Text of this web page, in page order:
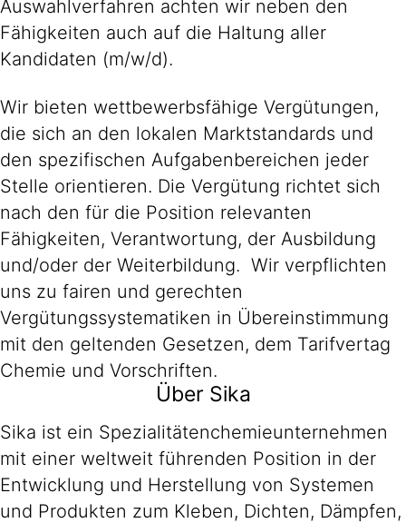
Auswahlverfahren achten wir neben den
Fähigkeiten auch auf die Haltung aller
Kandidaten (m/w/d).
Wir bieten wettbewerbsfähige Vergütungen,
die sich an den lokalen Marktstandards und
den spezifischen Aufgabenbereichen jeder
Stelle orientieren. Die Vergütung richtet sich
nach den für die Position relevanten
Fähigkeiten, Verantwortung, der Ausbildung
und/oder der Weiterbildung. Wir verpflichten
uns zu fairen und gerechten
Vergütungssystematiken in Übereinstimmung
mit den geltenden Gesetzen, dem Tarifvertag
Chemie und Vorschriften.
Über Sika
Sika ist ein Spezialitätenchemieunternehmen
mit einer weltweit führenden Position in der
Entwicklung und Herstellung von Systemen
und Produkten zum Kleben, Dichten, Dämpfen,